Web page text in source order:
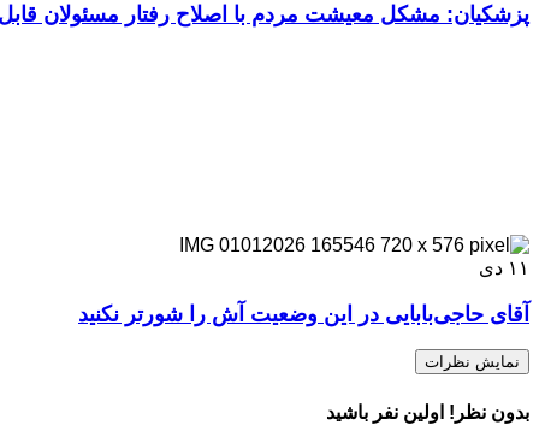
پزشکیان: مشکل معیشت مردم با اصلاح رفتار مسئولان
۱۱ دی
آقای حاجی‌بابایی در این وضعیت آش را شورتر نکنید
نمایش نظرات
بدون نظر! اولین نفر باشید